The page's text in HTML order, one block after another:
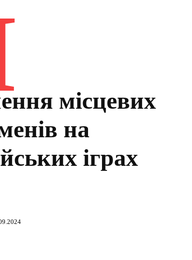
місцевих
на
іграх